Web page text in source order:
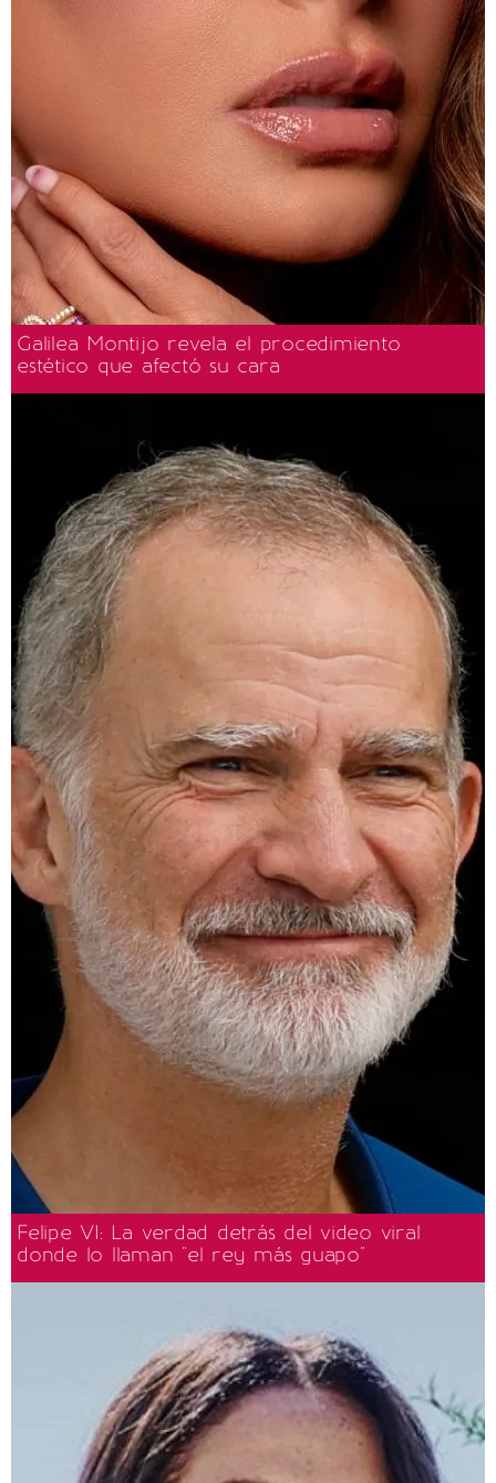
Galilea Montijo revela el procedimiento
estético que afectó su cara
Felipe VI: La verdad detrás del video viral
donde lo llaman "el rey más guapo"